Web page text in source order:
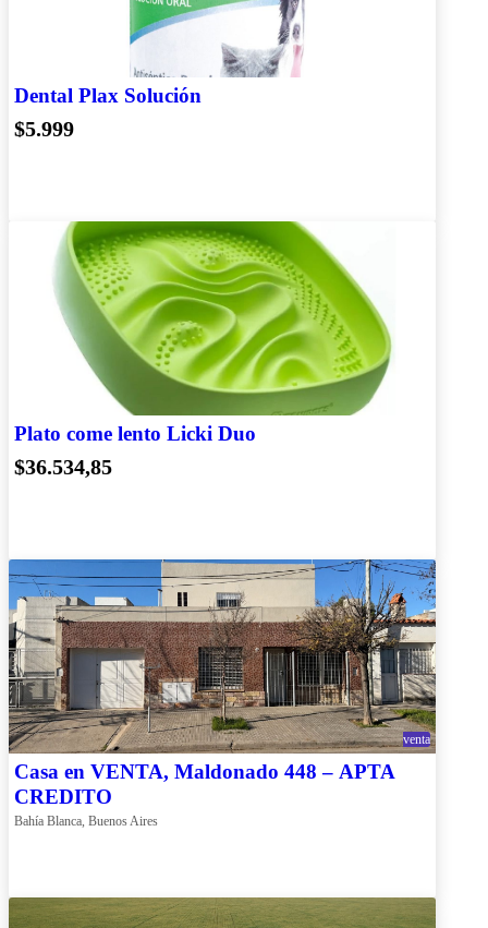
Dental Plax Solución
$5.999
Plato come lento Licki Duo
$36.534,85
venta
Casa en VENTA, Maldonado 448 – APTA
CREDITO
Bahía Blanca, Buenos Aires